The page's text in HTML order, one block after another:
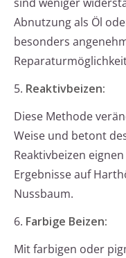
Abnutzung als Öl
besonders
5. Reaktivbeizen:
Diese Methode
Weise und betont
Reaktivbeizen
Ergebnisse auf
Nussbaum.
6. Farbige Beizen:
Mit farbigen oder